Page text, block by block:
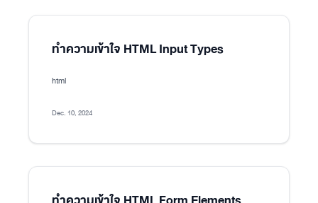
ทำความเข้าใจ HTML Input Types
html
Dec. 10, 2024